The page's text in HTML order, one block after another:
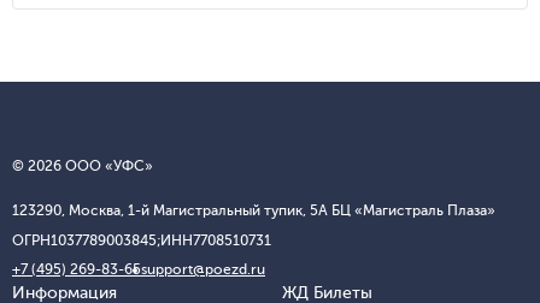
© 2026 ООО «УФС»
123290, Москва, 1-й Магистральный тупик, 5А БЦ «Магистраль Плаза»
ОГРН1037789003845;ИНН7708510731
+7 (495) 269-83-65support@poezd.ru
Информация ЖД Билеты